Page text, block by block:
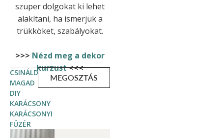
szuper dolgokat ki lehet
alakítani, ha ismerjük a
trükköket, szabályokat.
>>> Nézd meg a dekor
kurzust<<<
CSINÁLD
MAGAD
DIY
KARÁCSONY
KARÁCSONYI
FÜZÉR
MEGOSZTÁS